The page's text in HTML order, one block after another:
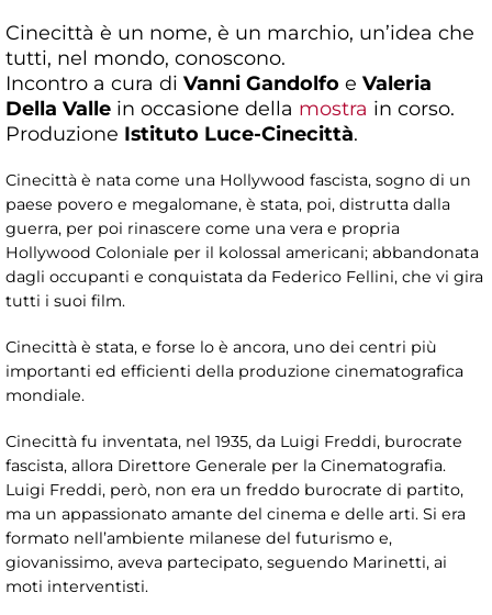
Cinecittà è un nome, è un marchio, un’idea che
tutti, nel mondo, conoscono.
Incontro a cura di Vanni Gandolfo e Valeria
Della Valle in occasione della mostra in corso.
Produzione Istituto Luce-Cinecittà.
Cinecittà è nata come una Hollywood fascista, sogno di un
paese povero e megalomane, è stata, poi, distrutta dalla
guerra, per poi rinascere come una vera e propria
Hollywood Coloniale per il kolossal americani; abbandonata
dagli occupanti e conquistata da Federico Fellini, che vi gira
tutti i suoi film.
Cinecittà è stata, e forse lo è ancora, uno dei centri più
importanti ed efficienti della produzione cinematografica
mondiale.
Cinecittà fu inventata, nel 1935, da Luigi Freddi, burocrate
fascista, allora Direttore Generale per la Cinematografia.
Luigi Freddi, però, non era un freddo burocrate di partito,
ma un appassionato amante del cinema e delle arti. Si era
formato nell’ambiente milanese del futurismo e,
giovanissimo, aveva partecipato, seguendo Marinetti, ai
moti interventisti.